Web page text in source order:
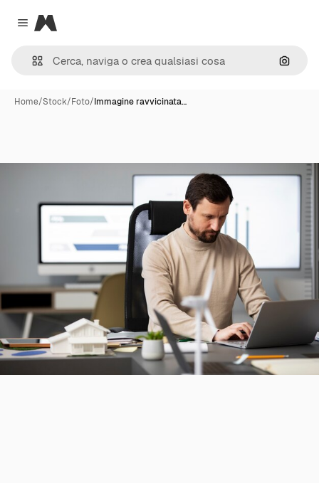
Close menu
Magnific
Cerca
Home/Stock/Foto/Immagine ravvicinata…